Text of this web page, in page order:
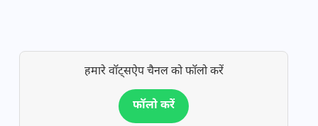
हमारे वॉट्सऐप चैनल को फॉलो करें
फॉलो करें